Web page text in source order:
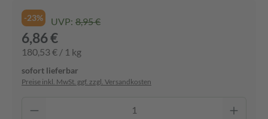
-23% UVP: 8,95 €
6,86 €
180,53 € / 1 kg
sofort lieferbar
Preise inkl. MwSt. ggf. zzgl. Versandkosten